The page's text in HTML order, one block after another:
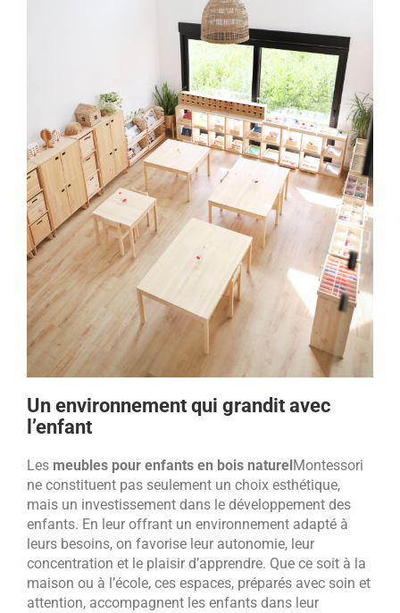
Un environnement qui grandit avec
l’enfant
Les meubles pour enfants en bois naturel Montessori
ne constituent pas seulement un choix esthétique,
mais un investissement dans le développement des
enfants. En leur offrant un environnement adapté à
leurs besoins, on favorise leur autonomie, leur
concentration et le plaisir d’apprendre. Que ce soit à la
maison ou à l’école, ces espaces, préparés avec soin et
attention, accompagnent les enfants dans leur